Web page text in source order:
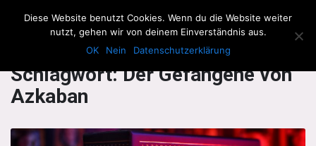
The Howling Men
Schlagwort:Der Gefangene von
Azkaban
Diese Website benutzt Cookies. Wenn du die Website weiter
nutzt, gehen wir von deinem Einverständnis aus.
OK
Nein Datenschutzerklärung